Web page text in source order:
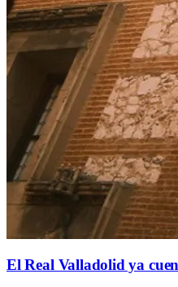
El Real Valladolid ya